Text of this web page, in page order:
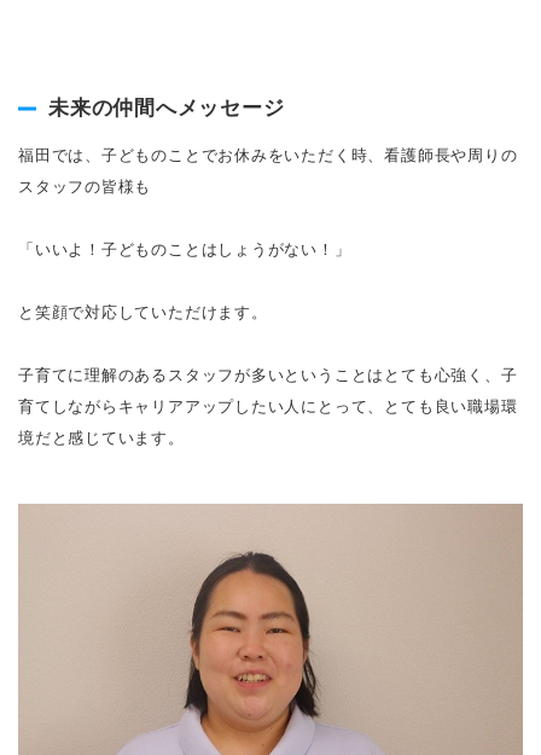
未来の仲間へメッセージ
福田では、子どものことでお休みをいただく時、看護師長や周りの
スタッフの皆様も
「いいよ！子どものことはしょうがない！」
と笑顔で対応していただけます。
子育てに理解のあるスタッフが多いということはとても心強く、子
育てしながらキャリアアップしたい人にとって、とても良い職場環
境だと感じています。